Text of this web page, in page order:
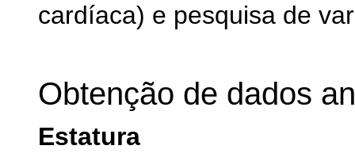
cardíaca) e pesquisa de
Obtenção de dados
Estatura